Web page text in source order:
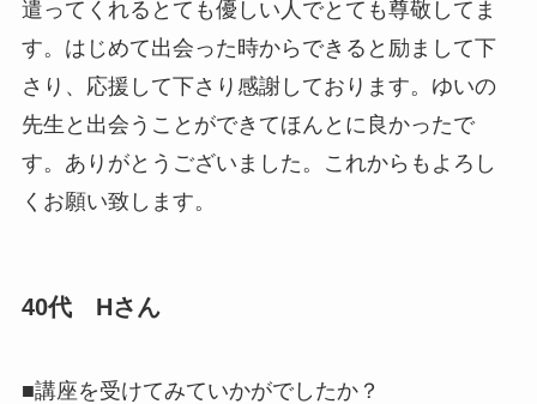
遣ってくれるとても優しい人でとても尊敬してま
す。はじめて出会った時からできると励まして下
さり、 応援して下さり感謝しております。ゆいの
先生と出会うことができ てほんとに良かったで
す。ありがとうございました。
これからもよろし
くお願い致します。
40代 Hさん
■講座を受けてみていかがでしたか？